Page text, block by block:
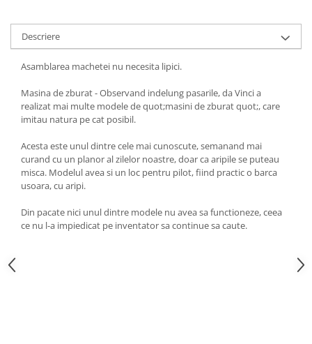
Descriere
Asamblarea machetei nu necesita lipici.
Masina de zburat - Observand indelung pasarile, da Vinci a
realizat mai multe modele de quot;masini de zburat quot;, care
imitau natura pe cat posibil.
Acesta este unul dintre cele mai cunoscute, semanand mai
curand cu un planor al zilelor noastre, doar ca aripile se puteau
misca. Modelul avea si un loc pentru pilot, fiind practic o barca
usoara, cu aripi.
Din pacate nici unul dintre modele nu avea sa functioneze, ceea
ce nu l-a impiedicat pe inventator sa continue sa caute.